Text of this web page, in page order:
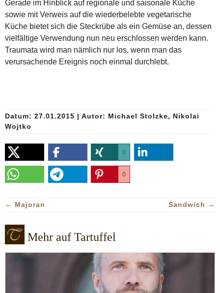
Gerade im Hinblick auf regionale und saisonale Küche
sowie mit Verweis auf die wiederbelebte vegetarische
Küche bietet sich die Steckrübe als ein Gemüse an, dessen
vielfältige Verwendung nun neu erschlossen werden kann.
Traumata wird man nämlich nur los, wenn man das
verursachende Ereignis noch einmal durchlebt.
Datum: 27.01.2015 | Autor: Michael Stolzke, Nikolai
Wojtko
0
0
← Majoran Sandwich →
Mehr auf Tartuffel